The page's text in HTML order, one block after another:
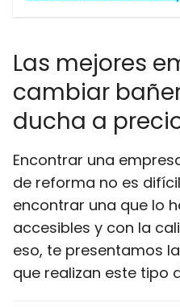
Las mejores
cambiar
ducha a
Encontrar una
de reforma no es
encontrar una que lo
accesibles y con la
eso, te presentamos
que realizan este tipo